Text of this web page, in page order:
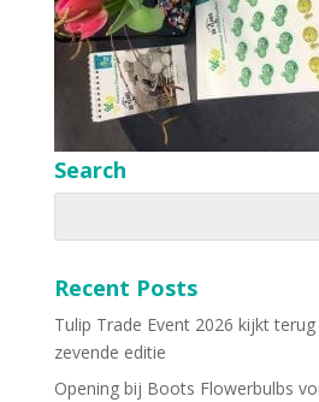
Search
Recent Posts
Tulip Trade Event 2026 kijkt
zevende editie
Opening bij Boots Flowerbulbs